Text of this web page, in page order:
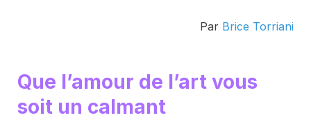
Par Brice Torriani
Que l’amour de l’art vous
soit un calmant